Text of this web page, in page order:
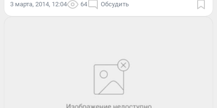
3 марта, 2014, 12:04 64 Обсудить